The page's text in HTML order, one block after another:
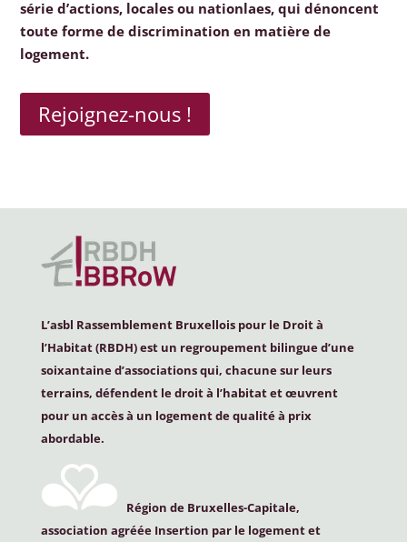
série d’actions, locales ou nationlaes, qui dénoncent
toute forme de discrimination en matière de
logement.
Rejoignez-nous !
L’asbl Rassemblement Bruxellois pour le Droit à
l’Habitat (RBDH) est un regroupement bilingue d’une
soixantaine d’associations qui, chacune sur leurs
terrains, défendent le droit à l’habitat et œuvrent
pour un accès à un logement de qualité à prix
abordable.
Région de Bruxelles-Capitale,
association agréée Insertion par le logement et